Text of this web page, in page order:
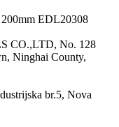
EDL20308
CO.,LTD, No. 128
Ninghai County,
br.5, Nova